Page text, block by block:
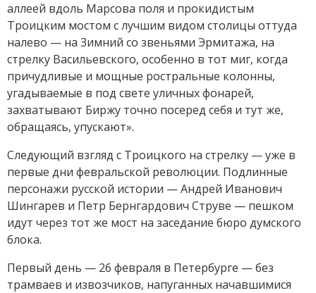
аллеей вдоль Марсова поля и прокидистым
Троицким мостом с лучшим видом столицы оттуда
налево — на Зимний со звеньями Эрмитажа, на
стрелку Васильевского, особенно в тот миг, когда
причудливые и мощные ростральные колонны,
угадываемые в под свете уличных фонарей,
захватывают Биржу точно посеред себя и тут же,
обращаясь, упускают».
Следующий взгляд с Троицкого на стрелку — уже в
первые дни февральской революции. Подлинные
персонажи русской истории — Андрей Иванович
Шингарев и Петр Бернгардович Струве — пешком
идут через тот же мост на заседание бюро думского
блока.
Первый день — 26 февраля в Петербурге — без
трамваев и извозчиков, напуганных начавшимися